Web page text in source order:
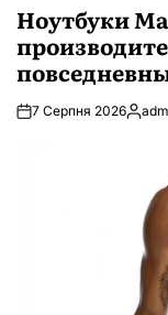
Ноутбуки
7 Серпня 2026